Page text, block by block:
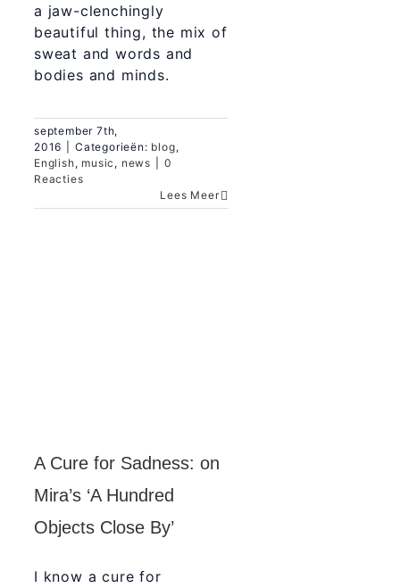
a jaw-clenchingly
beautiful thing, the mix of
sweat and words and
bodies and minds.
september 7th,
2016
Categorieën: blog,
English, music , news
0
Reacties
Lees Meer
A Cure for Sadness: on
Mira’s ‘A Hundred
Objects Close By’
I know a cure for